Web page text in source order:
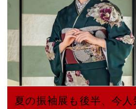
夏の振袖展も後半、今人